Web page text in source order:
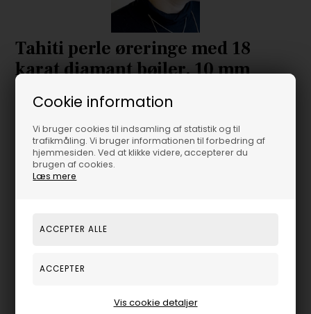
Cookie information
Vi bruger cookies til indsamling af statistik og til
trafikmåling. Vi bruger informationen til forbedring af
hjemmesiden. Ved at klikke videre, accepterer du
brugen af cookies.
Læs mere
Vis cookie detaljer
Tahiti perle øreringe med 18
karat diamant bøjler, 10 mm
SE MERE FRA MARC HARIT
7.472,00DKK
+
Varenummer:MH_750BOM_10_18G
Marc' Harit 10 mm near round Tahiti perle ørestikker på 18